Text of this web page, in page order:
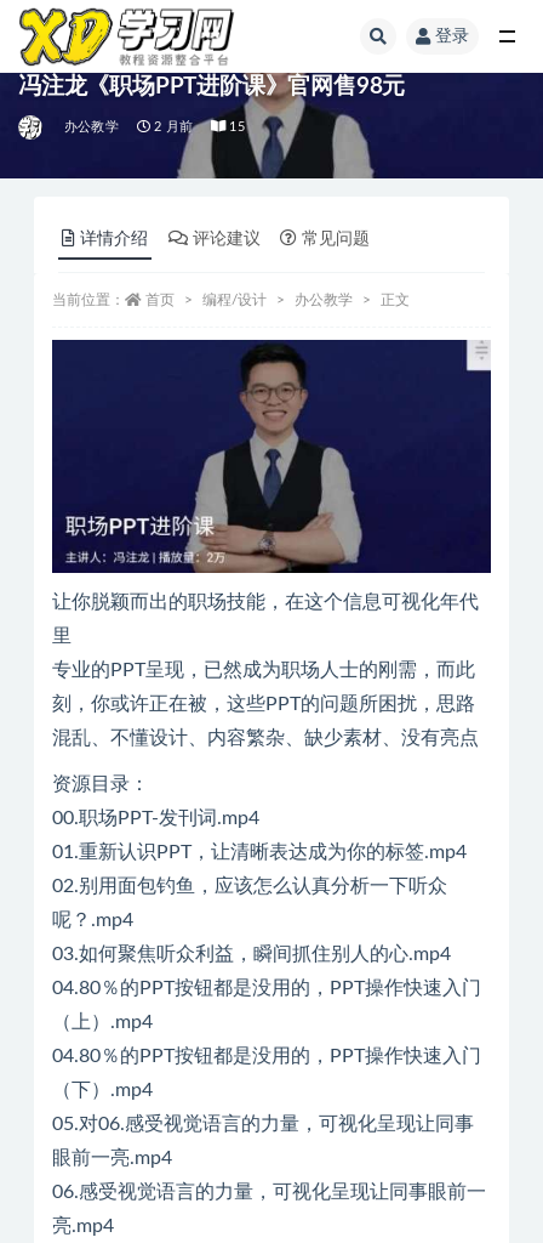
登录
冯注龙《职场PPT进阶课》官网售98元
办公教学 2 月前 15
详情介绍 评论建议 常见问题
当前位置： 首页 编程/设计 办公教学 正文
让你脱颖而出的职场技能，在这个信息可视化年代
里
专业的PPT呈现，已然成为职场人士的刚需，而此
刻，你或许正在被，这些PPT的问题所困扰，思路
混乱、不懂设计、内容繁杂、缺少素材、没有亮点
资源目录：
00.职场PPT-发刊词.mp4
01.重新认识PPT，让清晰表达成为你的标签.mp4
02.别用面包钓鱼，应该怎么认真分析一下听众
呢？.mp4
03.如何聚焦听众利益，瞬间抓住别人的心.mp4
04.80％的PPT按钮都是没用的，PPT操作快速入门
（上）.mp4
04.80％的PPT按钮都是没用的，PPT操作快速入门
（下）.mp4
05.对06.感受视觉语言的力量，可视化呈现让同事
眼前一亮.mp4
06.感受视觉语言的力量，可视化呈现让同事眼前一
亮.mp4